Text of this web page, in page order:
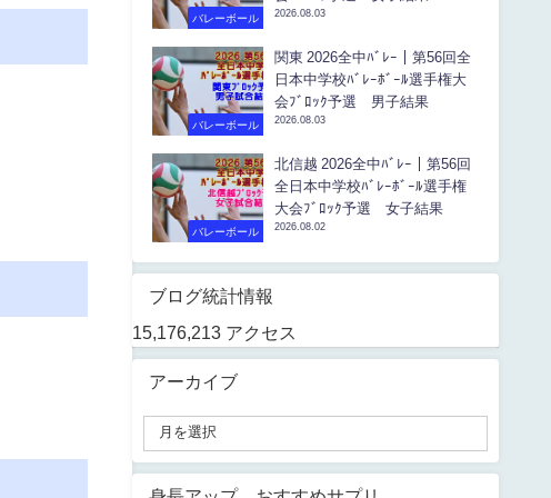
バレーボール 2026.08.03
バレーボール
関東 2026全中ﾊﾞﾚｰ｜第56回全
日本中学校ﾊﾞﾚｰﾎﾞｰﾙ選手権大
会ﾌﾞﾛｯｸ予選 男子結果
2026.08.03
バレーボール
北信越 2026全中ﾊﾞﾚｰ｜第56回
全日本中学校ﾊﾞﾚｰﾎﾞｰﾙ選手権
大会ﾌﾞﾛｯｸ予選 女子結果
2026.08.02
ブログ統計情報
15,176,213 アクセス
アーカイブ